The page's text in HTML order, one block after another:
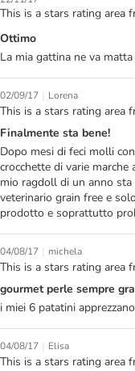
This is a stars rating area
Ottimo
La mia gattina ne va matta
02/09/17 | Lorena
This is a stars rating area
Finalmente sta bene!
Dopo mesi di feci molli
crocchette di varie
mio ragdoll di un anno
veterinario grain free e
prodotto e soprattutto
04/08/17 | michela
This is a stars rating area
gourmet perle sempre
i miei 6 patatini
04/08/17 | Elisa
This is a stars rating area